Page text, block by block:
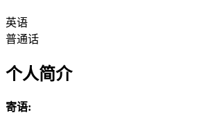
英语
普通话
个人简介
寄语: